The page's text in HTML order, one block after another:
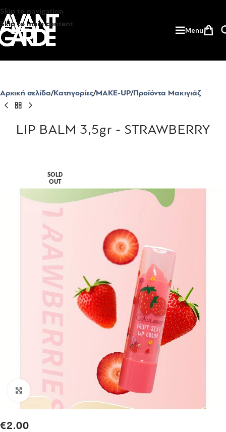
Skip to navigation
Skip to main content
Menu
Αρχική σελίδα Κατηγορίες MAKE-UP Προϊόντα Μακιγιάζ
LIP BALM 3,5gr - STRAWBERRY
SOLD
OUT
Click to enlarge
€2.00